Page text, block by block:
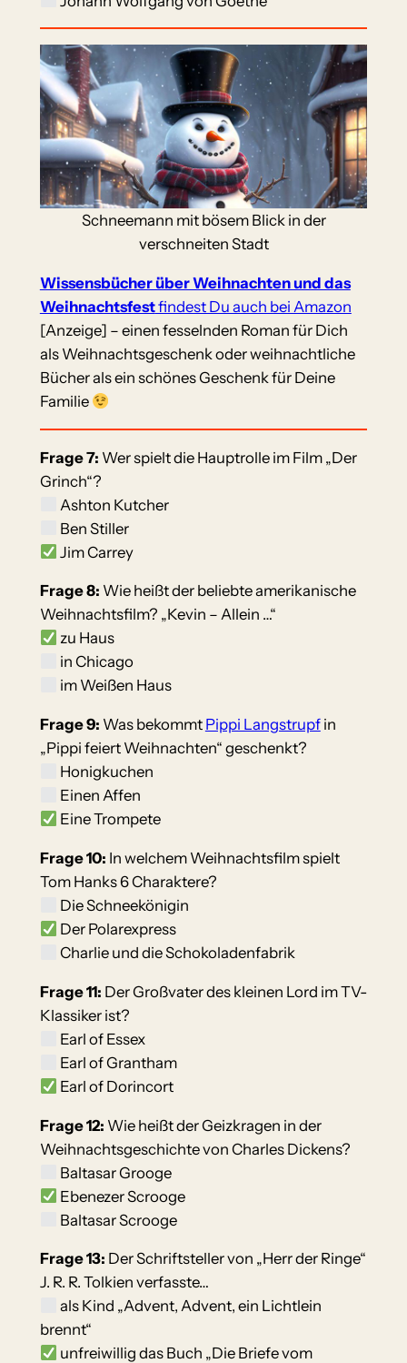
Schneemann mit bösem Blick in der
verschneiten Stadt
Wissensbücher über Weihnachten und das
Weihnachtsfestfindest Du auch bei Amazon
[Anzeige] – einen fesselnden Roman für Dich
als Weihnachtsgeschenk oder weihnachtliche
Bücher als ein schönes Geschenk für Deine
Familie
Frage 7: Wer spielt die Hauptrolle im Film „Der
Grinch“?
Ashton Kutcher
Ben Stiller
Jim Carrey
Frage 8: Wie heißt der beliebte amerikanische
Weihnachtsfilm? „Kevin – Allein …“
zu Haus
in Chicago
im Weißen Haus
Frage 9: Was bekommt Pippi Langstrupfin
„Pippi feiert Weihnachten“ geschenkt?
Honigkuchen
Einen Affen
Eine Trompete
Frage 10: In welchem Weihnachtsfilm spielt
Tom Hanks 6 Charaktere?
Die Schneekönigin
Der Polarexpress
Charlie und die Schokoladenfabrik
Frage 11: Der Großvater des kleinen Lord im TV-
Klassiker ist?
Earl of Essex
Earl of Grantham
Earl of Dorincort
Frage 12: Wie heißt der Geizkragen in der
Weihnachtsgeschichte von Charles Dickens?
Baltasar Grooge
Ebenezer Scrooge
Baltasar Scrooge
Frage 13: Der Schriftsteller von „Herr der Ringe“
J. R. R. Tolkien verfasste…
als Kind „Advent, Advent, ein Lichtlein
brennt“
unfreiwillig das Buch „Die Briefe vom